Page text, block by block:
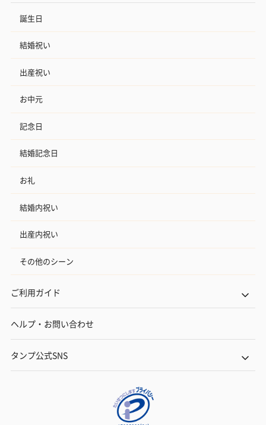
誕生日
結婚祝い
出産祝い
お中元
記念日
結婚記念日
お礼
結婚内祝い
出産内祝い
その他のシーン
ご利用ガイド
ヘルプ・お問い合わせ
タンプ公式SNS